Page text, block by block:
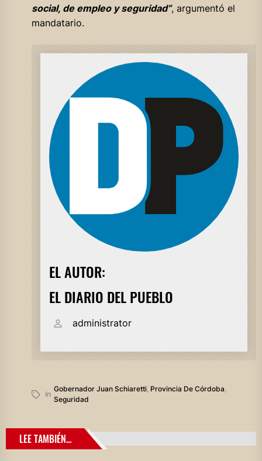
social, de empleo y seguridad”, argumentó el
mandatario.
EL AUTOR:
EL DIARIO DEL PUEBLO
administrator
In
Gobernador Juan Schiaretti, Provincia De Córdoba,
Seguridad
LEE TAMBIÉN...